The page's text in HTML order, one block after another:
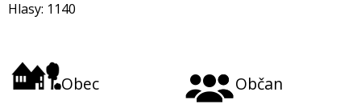
Hlasy: 1140
Obec Občan